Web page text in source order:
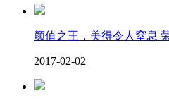
颜值之王，美得令人窒息
2017-02-02